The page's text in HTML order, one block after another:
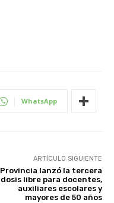
WhatsApp
ARTÍCULO SIGUIENTE
Provincia lanzó la tercera
dosis libre para docentes,
auxiliares escolares y
mayores de 50 años